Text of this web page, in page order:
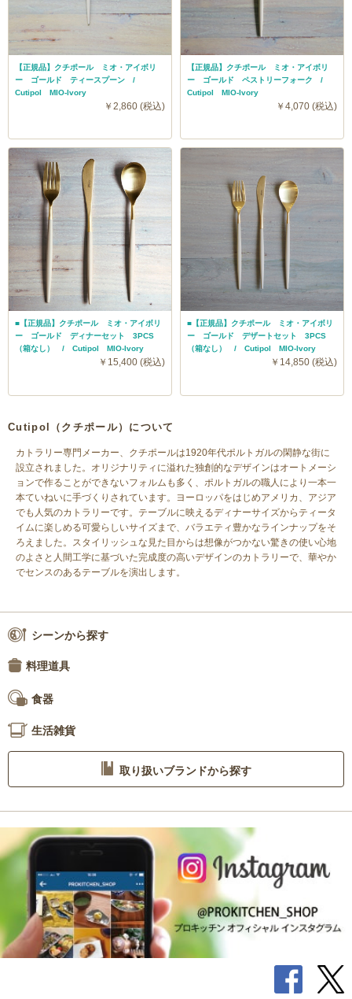
【正規品】クチポール ミオ・アイボリ
ー ゴールド ティースプーン /
Cutipol MIO-Ivory
￥2,860 (税込)
【正規品】クチポール ミオ・アイボリ
ー ゴールド ペストリーフォーク /
Cutipol MIO-Ivory
￥4,070 (税込)
■【正規品】クチポール ミオ・アイボリ
ー ゴールド ディナーセット 3PCS
（箱なし） / Cutipol MIO-Ivory
￥15,400 (税込)
■【正規品】クチポール ミオ・アイボリ
ー ゴールド デザートセット 3PCS
（箱なし） / Cutipol MIO-Ivory
￥14,850 (税込)
Cutipol（クチポール）について
カトラリー専門メーカー、クチポールは1920年代ポルトガルの閑静な街に
設立されました。オリジナリティに溢れた独創的なデザインはオートメーシ
ョンで作ることができないフォルムも多く、ポルトガルの職人により一本一
本ていねいに手づくりされています。ヨーロッパをはじめアメリカ、アジア
でも人気のカトラリーです。テーブルに映えるディナーサイズからティータ
イムに楽しめる可愛らしいサイズまで、バラエティ豊かなラインナップをそ
ろえました。スタイリッシュな見た目からは想像がつかない驚きの使い心地
のよさと人間工学に基づいた完成度の高いデザインのカトラリーで、華やか
でセンスのあるテーブルを演出します。
シーンから探す
料理道具
食器
生活雑貨
取り扱いブランドから探す